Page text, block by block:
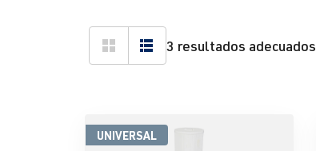
3 resultados adecuados
UNIVERSAL